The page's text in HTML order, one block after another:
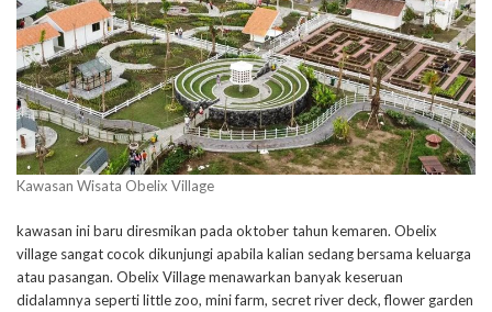
Kawasan Wisata Obelix Village
kawasan ini baru diresmikan pada oktober tahun kemaren. Obelix
village sangat cocok dikunjungi apabila kalian sedang bersama keluarga
atau pasangan. Obelix Village menawarkan banyak keseruan
didalamnya seperti little zoo, mini farm, secret river deck, flower garden